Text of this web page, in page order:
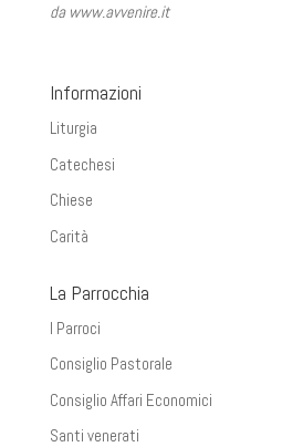
da www.avvenire.it
Informazioni
Liturgia
Catechesi
Chiese
Carità
La Parrocchia
I Parroci
Consiglio Pastorale
Consiglio Affari Economici
Santi venerati